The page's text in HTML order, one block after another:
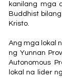
kanilang mga
Buddhist
Kristo.
Ang mga lokal
ng Yunnan
Autonomous
lokal na lider